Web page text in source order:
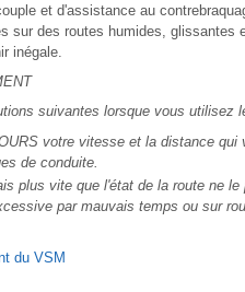
et d'assistance au
sur des routes humides,
inégale.
suivantes lorsque vous utilisez
votre vitesse et la distance
de conduite.
plus vite que l'état de la route ne
par mauvais temps ou sur
du VSM